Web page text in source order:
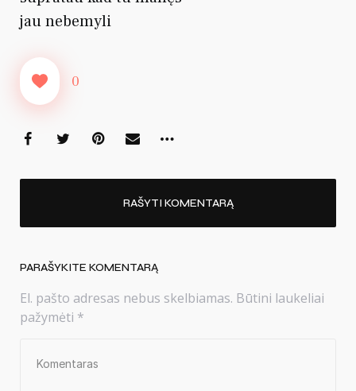
jau nebemyli
0
RAŠYTI KOMENTARĄ
PARAŠYKITE KOMENTARĄ
El. pašto adresas nebus skelbiamas. Būtini laukeliai
pažymėti *